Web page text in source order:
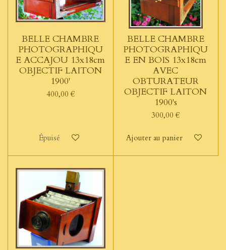
BELLE CHAMBRE
PHOTOGRAPHIQU
E ACCAJOU 13x18cm
OBJECTIF LAITON
1900'
400,00 €
Épuisé
BELLE CHAMBRE
PHOTOGRAPHIQU
E EN BOIS 13x18cm
AVEC
OBTURATEUR
OBJECTIF LAITON
1900's
300,00 €
Ajouter au panier